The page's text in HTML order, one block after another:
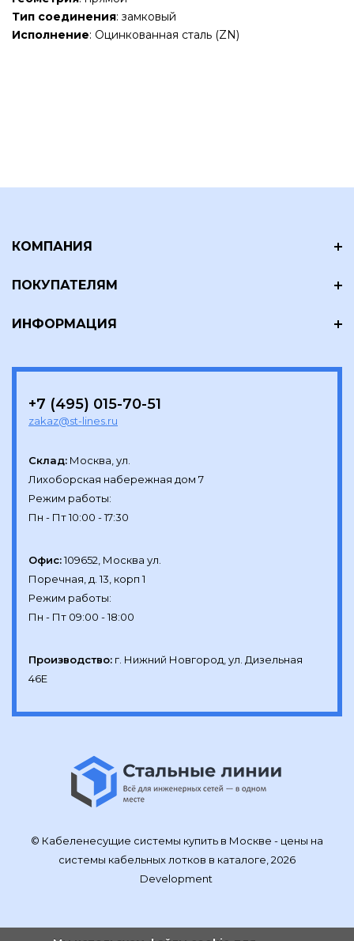
Тип соединения: замковый
Исполнение: Оцинкованная сталь (ZN)
КОМПАНИЯ
ПОКУПАТЕЛЯМ
ИНФОРМАЦИЯ
+7 (495) 015-70-51
zakaz@st-lines.ru
Склад: Москва, ул.
Лихоборская набережная дом 7
Режим работы:
Офис:109652, Москва ул.
Поречная, д. 13, корп 1
Режим работы:
Производство: г. Нижний Новгород, ул. Дизельная
46Е
© Кабеленесущие системы купить в Москве - цены на
системы кабельных лотков в каталоге, 2026
Development